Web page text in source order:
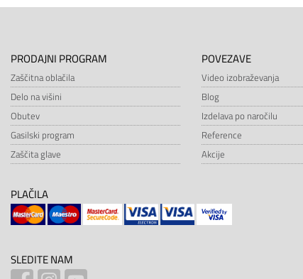
PRODAJNI PROGRAM
Zaščitna oblačila
Delo na višini
Obutev
Gasilski program
Zaščita glave
POVEZAVE
Video izobraževanja
Blog
Izdelava po naročilu
Reference
Akcije
PLAČILA
SLEDITE NAM